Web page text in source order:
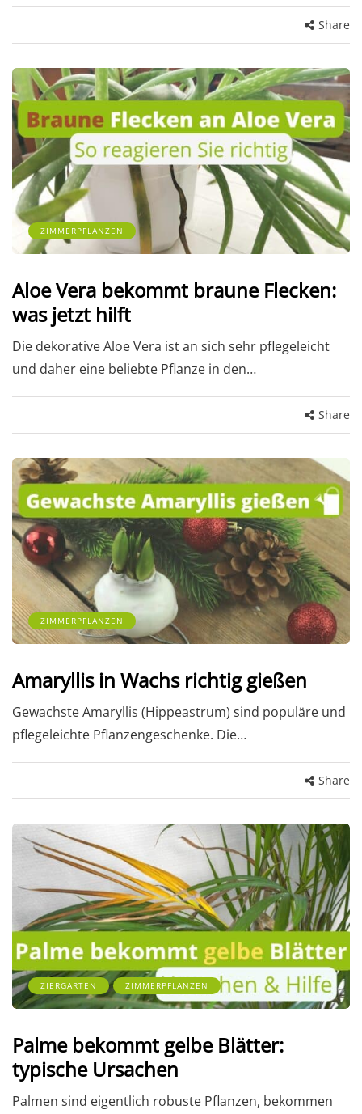
Share
ZIMMERPFLANZEN
Aloe Vera bekommt braune Flecken:
was jetzt hilft
Die dekorative Aloe Vera ist an sich sehr pflegeleicht
und daher eine beliebte Pflanze in den…
Share
ZIMMERPFLANZEN
Amaryllis in Wachs richtig gießen
Gewachste Amaryllis (Hippeastrum) sind populäre und
pflegeleichte Pflanzengeschenke. Die…
Share
ZIERGARTEN ZIMMERPFLANZEN
Palme bekommt gelbe Blätter:
typische Ursachen
Palmen sind eigentlich robuste Pflanzen, bekommen